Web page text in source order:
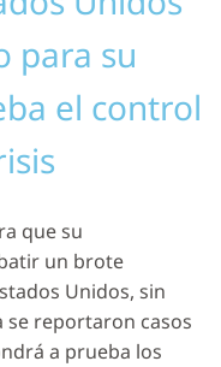
para su
el control
que su
un brote
Unidos, sin
se reportaron casos
a prueba los